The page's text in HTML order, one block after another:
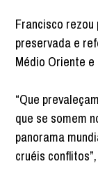
Francisco
preservada e
Médio Oriente
“Que
que se somem
panorama
cruéis